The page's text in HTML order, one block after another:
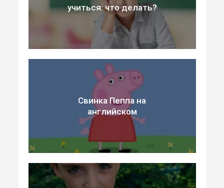
учиться: что делать?
Свинка Пеппа на
английском